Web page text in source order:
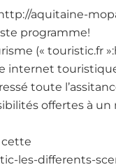
aquitaine-
programme!
(« touristic.fr
internet
toute
offertes à un
cette
les-differents-